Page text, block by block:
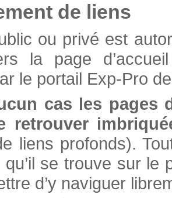
de liens
ou privé est
la page
le portail Exp-Pro
cas les pages
retrouver
liens profonds).
qu’il se trouve sur
d’y naviguer